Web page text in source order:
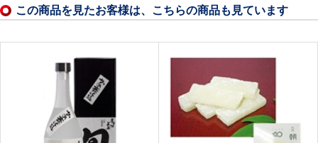
この商品を見たお客様は、こちらの商品も見ています